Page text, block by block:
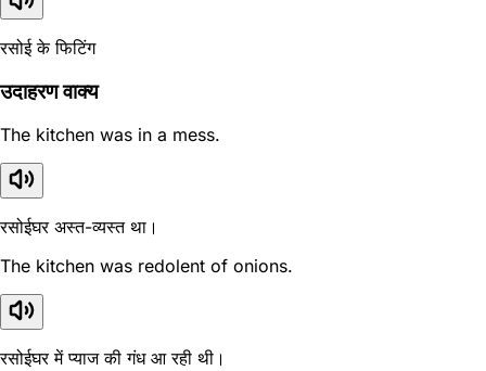
रसोई के फिटिंग
उदाहरण वाक्य
The kitchen was in a mess.
रसोईघर अस्त-व्यस्त था।
The kitchen was redolent of onions.
रसोईघर में प्याज की गंध आ रही थी।